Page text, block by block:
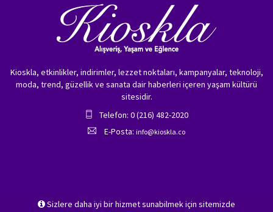
Sizlere daha iyi bir hizmet sunabilmek için sitemizde
Kioskla, etkinlikler, indirimler, lezzet noktaları, kampanyalar, teknoloji,
moda, trend, güzellik ve sanata dair haberleri içeren yaşam kültürü
sitesidir.
Telefon: 0 (216) 482-2020
E-Posta: info@kioskla.co